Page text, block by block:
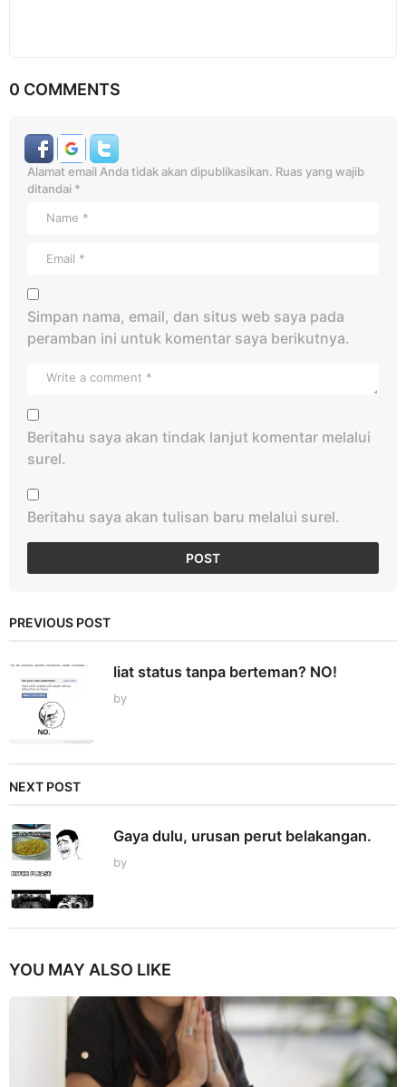
0 COMMENTS
Alamat email Anda tidak akan dipublikasikan. Ruas yang wajib
ditandai *
Simpan nama, email, dan situs web saya pada
peramban ini untuk komentar saya berikutnya.
Beritahu saya akan tindak lanjut komentar melalui
surel.
Beritahu saya akan tulisan baru melalui surel.
PREVIOUS POST
liat status tanpa berteman? NO!
by
NEXT POST
Gaya dulu, urusan perut belakangan.
by
YOU MAY ALSO LIKE